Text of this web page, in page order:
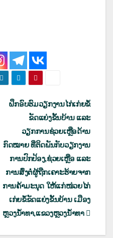
ຝຶກອົບຮົມວຽກງານໄກ່ເກ່ຍຂໍ້
ຂັດແຍ່ງຂັ້ນບ້ານ ແລະ
ວຽກການຊ່ວຍເຫຼືອດ້ານ
ກົດໝາຍ ທີ່ຕິດພັນກັບວຽກງານ
ການປົກປ້ອງ,ຊ່ວຍເຫຼືອ ແລະ
ການສົ່ງຕໍ່ຜູ້ຖືກເຄາະຮ້າຍຈາກ
ການຄ້າມະນຸດ ໃຫ້ແກ່ໜ່ວຍໄກ່
ເກ່ຍຂໍ້ຂັດແຍ່ງຂັ້ນບ້ານ ເມືອງ
ຫຼວງນໍ້າທາ,ແຂວງຫຼວງນໍ້າທາ